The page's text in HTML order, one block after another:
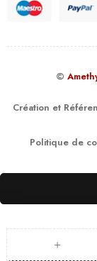
©
Création et
Politique de